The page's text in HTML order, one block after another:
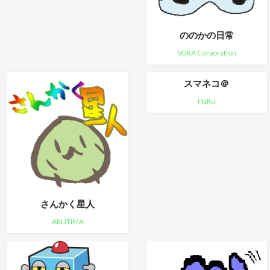
ののかの日常
SORA Corporation
さんかく星人
ARUTIMA
スマネコ＠
HaRu